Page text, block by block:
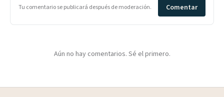
Tu comentario se publicará después de moderación. Comentar
Aún no hay comentarios. Sé el primero.